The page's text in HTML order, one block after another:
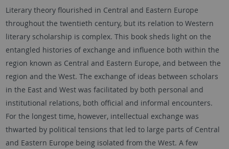
Literary theory flourished in Central and Eastern Europe
throughout the twentieth century, but its relation to Western
literary scholarship is complex. This book sheds light on the
entangled histories of exchange and influence both within the
region known as Central and Eastern Europe, and between the
region and the West. The exchange of ideas between scholars
in the East and West was facilitated by both personal and
institutional relations, both official and informal encounters.
For the longest time, however, intellectual exchange was
thwarted by political tensions that led to large parts of Central
and Eastern Europe being isolated from the West. A few